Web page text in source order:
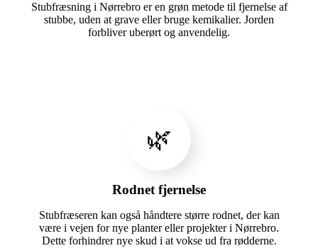
Stubfræsning i Nørrebro er en grøn metode til fjernelse af
stubbe, uden at grave eller bruge kemikalier. Jorden
forbliver uberørt og anvendelig.
🌿
Rodnet fjernelse
Stubfræseren kan også håndtere større rodnet, der kan
være i vejen for nye planter eller projekter i Nørrebro.
Dette forhindrer nye skud i at vokse ud fra rødderne.